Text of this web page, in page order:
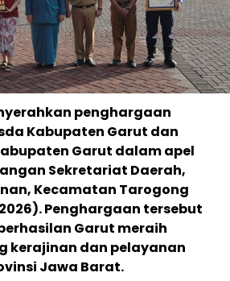
penghargaan
Kabupaten Garut dan
Garut dalam apel
Sekretariat Daerah,
Kecamatan Tarogong
Penghargaan tersebut
Garut meraih
kerajinan dan pelayanan
Jawa Barat.